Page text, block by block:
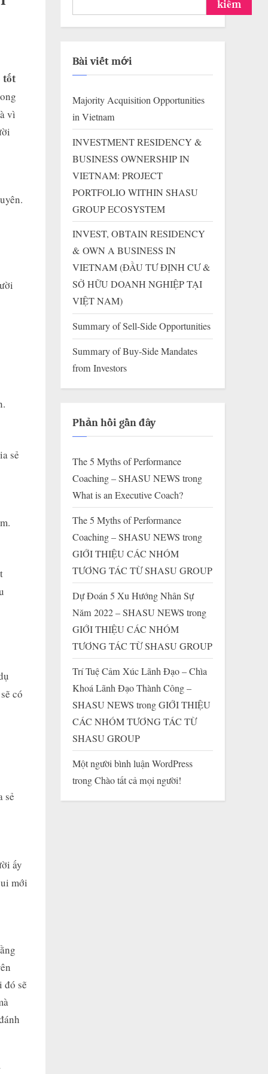
tốt
vì
sẻ
có
sẻ
ấy
mới
đó sẽ
kiếm
Bài viết mới
Majority Acquisition Opportunities
in Vietnam
INVESTMENT RESIDENCY &
BUSINESS OWNERSHIP IN
VIETNAM: PROJECT
PORTFOLIO WITHIN SHASU
GROUP ECOSYSTEM
INVEST, OBTAIN RESIDENCY
& OWN A BUSINESS IN
VIETNAM (ĐẦU TƯ ĐỊNH CƯ &
SỞ HỮU DOANH NGHIỆP TẠI
VIỆT NAM)
Summary of Sell-Side Opportunities
Summary of Buy-Side Mandates
from Investors
Phản hồi gần đây
The 5 Myths of Performance
Coaching – SHASU NEWS trong
What is an Executive Coach?
The 5 Myths of Performance
Coaching – SHASU NEWS trong
GIỚI THIỆU CÁC NHÓM
TƯƠNG TÁC TỪ SHASU GROUP
Dự Đoán 5 Xu Hướng Nhân Sự
Năm 2022 – SHASU NEWS trong
GIỚI THIỆU CÁC NHÓM
TƯƠNG TÁC TỪ SHASU GROUP
Trí Tuệ Cảm Xúc Lãnh Đạo – Chìa
Khoá Lãnh Đạo Thành Công –
SHASU NEWS trongGIỚI THIỆU
CÁC NHÓM TƯƠNG TÁC TỪ
SHASU GROUP
Một người bình luận WordPress
trongChào tất cả mọi người!